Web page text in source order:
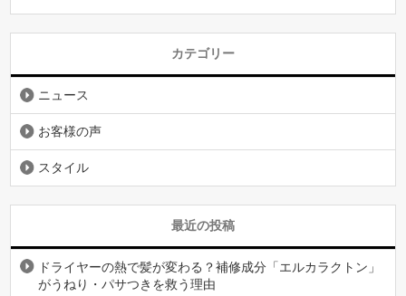
カテゴリー
ニュース
お客様の声
スタイル
最近の投稿
ドライヤーの熱で髪が変わる？補修成分「エルカラクトン」
がうねり・パサつきを救う理由